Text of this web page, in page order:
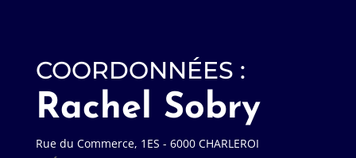
COORDONNÉES :
Rachel Sobry
Rue du Commerce, 1ES - 6000 CHARLEROI